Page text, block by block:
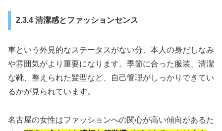
2.3.4 清潔感とファッションセンス
車という外見的なステータスがない分、本人の身だしなみ
や雰囲気がより重要になります。季節に合った服装、清潔
な靴、整えられた髪型など、自己管理がしっかりできてい
るかが見られています。
名古屋の女性はファッションへの関心が高い傾向があるた